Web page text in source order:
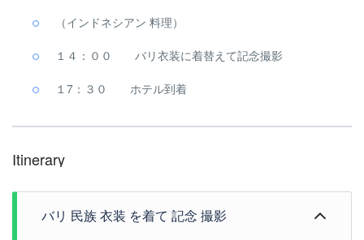
（インドネシアン 料理）
１４：００ バリ衣装に着替えて記念撮影
１7：３０ ホテル到着
Itinerary
バリ 民族 衣装 を着て 記念 撮影